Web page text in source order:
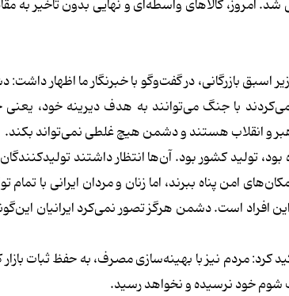
امروز، کالاهای واسطه‌ای و نهایی بدون تأخیر به
اسبق بازرگانی، در گفت‌وگو با خبرنگار ما اظهار
با جنگ می‌توانند به هدف دیرینه خود،
و انقلاب هستند و دشمن هیچ غلطی نمی‌تواند بکند.
تولید کشور بود. آن‌ها انتظار داشتند
امن پناه ببرند، اما زنان و مردان ایرانی با تمام
افراد است. دشمن هرگز تصور نمی‌کرد ایرانیان
مردم نیز با بهینه‌سازی مصرف، به حفظ ثبات
خود نرسیده و نخواهد رسید.